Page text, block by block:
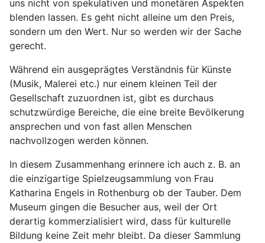
uns nicht von spekulativen und monetären Aspekten
blenden lassen. Es geht nicht alleine um den Preis,
sondern um den Wert. Nur so werden wir der Sache
gerecht.
Während ein ausgeprägtes Verständnis für Künste
(Musik, Malerei etc.) nur einem kleinen Teil der
Gesellschaft zuzuordnen ist, gibt es durchaus
schutzwürdige Bereiche, die eine breite Bevölkerung
ansprechen und von fast allen Menschen
nachvollzogen werden können.
In diesem Zusammenhang erinnere ich auch z. B. an
die einzigartige Spielzeugsammlung von Frau
Katharina Engels in Rothenburg ob der Tauber. Dem
Museum gingen die Besucher aus, weil der Ort
derartig kommerzialisiert wird, dass für kulturelle
Bildung keine Zeit mehr bleibt. Da dieser Sammlung